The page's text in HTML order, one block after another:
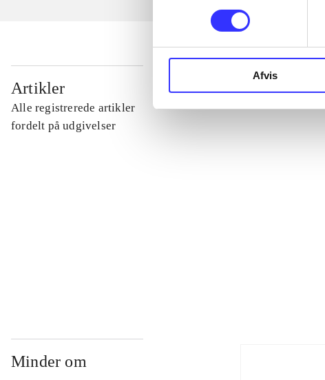
Afvis
Artikler
Alle registrerede artikler
fordelt på udgivelser
Minder om